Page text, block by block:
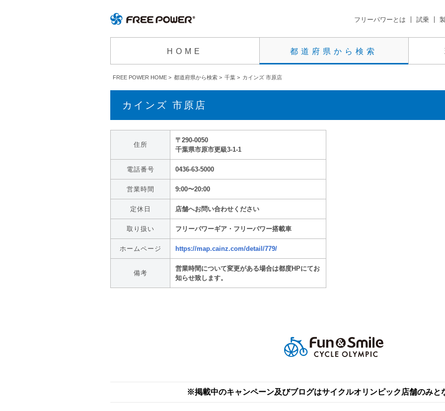
フリーパワーとは 試乗
HOME 都道府県から検索
FREE POWER HOME > 都道府県から検索 > 千葉 > カインズ 市原店
カインズ 市原店
住所
〒290-0050
千葉県市原市更級3-1-1
電話番号 0436-63-5000
営業時間 9:00〜20:00
定休日 店舗へお問い合わせください
取り扱い フリーパワーギア・フリーパワー搭載車
ホームページ https://map.cainz.com/detail/779/
備考
営業時間について変更がある場合は都度HPにてお
知らせ致します。
※掲載中のキャンペーン及びブログはサイクルオリンピック店舗のみと